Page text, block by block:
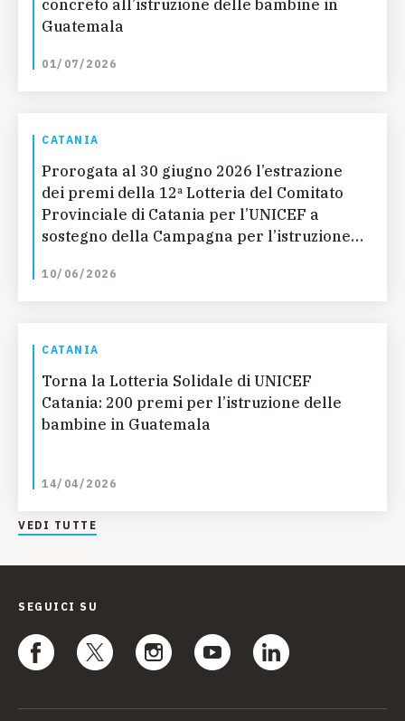
concreto all’istruzione delle bambine in
Guatemala
01/07/2026
CATANIA
Prorogata al 30 giugno 2026 l’estrazione
dei premi della 12ª Lotteria del Comitato
Provinciale di Catania per l’UNICEF a
sostegno della Campagna per l’istruzione
10/06/2026
CATANIA
Torna la Lotteria Solidale di UNICEF
Catania: 200 premi per l’istruzione delle
bambine in Guatemala
14/04/2026
VEDI TUTTE
SEGUICI SU